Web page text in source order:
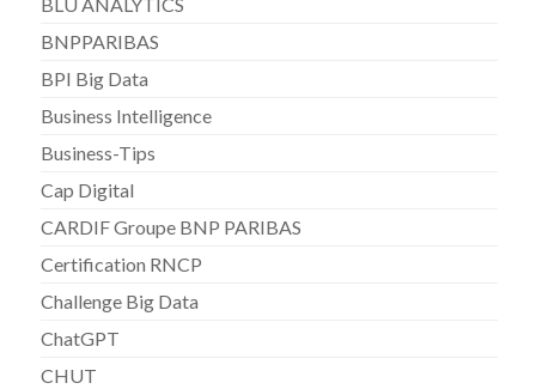
BLU ANALYTICS
BNPPARIBAS
BPI Big Data
Business Intelligence
Business-Tips
Cap Digital
CARDIF Groupe BNP PARIBAS
Certification RNCP
Challenge Big Data
ChatGPT
CHUT